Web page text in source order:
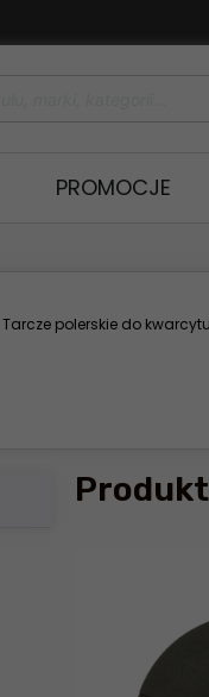
PROMOCJE
Tarcze polerskie do kwarcytu